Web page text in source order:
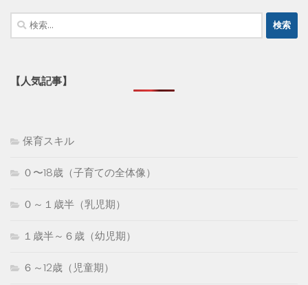
検
索:
【人気記事】
保育スキル
０〜18歳（子育ての全体像）
０～１歳半（乳児期）
１歳半～６歳（幼児期）
６～12歳（児童期）